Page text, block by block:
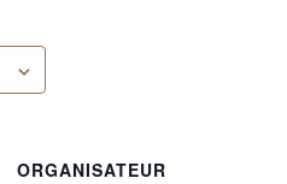
ORGANISATEUR